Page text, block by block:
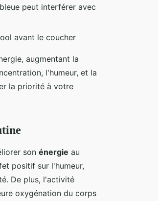
peut interférer avec
avant le coucher
augmentant la
l'humeur, et la
la priorité à votre
son énergie au
positif sur l'humeur,
De plus, l'activité
oxygénation du corps